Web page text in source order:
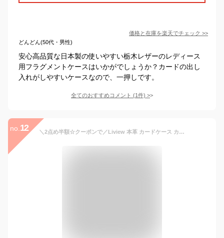
価格と在庫を楽天でチェック >>
どんどん(50代・男性)
安心高品質な日本製の使いやすい栃木レザーのレディース
用フラグメントケースはいかがでしょうか？カードの出し
入れがしやすいケースなので、一押しです。
全てのおすすめコメント (1件) >
no. 12 ＼2点め半額☆クーポンで／Liview 本革 カードケース カードケース スリム フラグメントケース 本革 レディース 薄型 スリム財布 カードケース 診察券入れ ポイントカード 財布 レザー 推し活 まとめ買い 一粒万倍日 Liview本革 リビュー本革 母の日 ギフト 春財布